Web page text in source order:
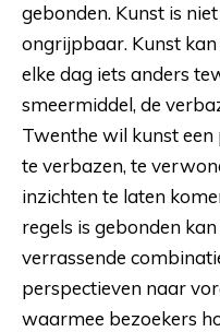
gebonden. Kunst is
ongrijpbaar. Kunst
elke dag iets anders
smeermiddel, de
Twenthe wil kunst
te verbazen, te
inzichten te laten
regels is gebonden
verrassende
perspectieven naar
waarmee bezoekers